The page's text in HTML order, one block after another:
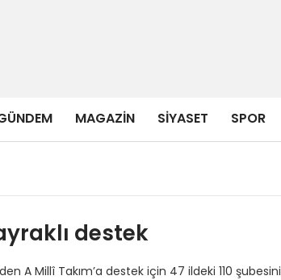
MAGAZIN SIYASET SPOR
destek
A Millî Takım’a destek için 47 ildeki 110 şubesini